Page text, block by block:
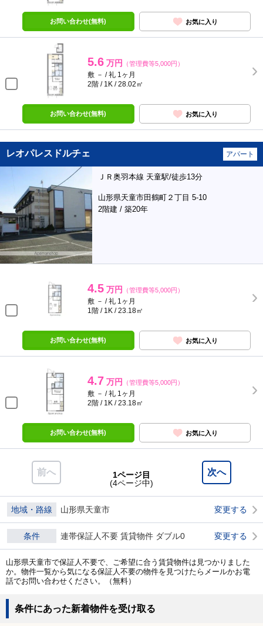
お問い合わせ(無料) お気に入り
5.6 万円 （管理費等5,000円）
敷 － / 礼 1ヶ月
2階 / 1K / 28.02㎡
お問い合わせ(無料) お気に入り
レオパレスドルチェ アパート
ＪＲ奥羽本線 天童駅/徒歩13分
山形県天童市田鶴町２丁目 5-10
2階建 / 築20年
4.5 万円 （管理費等5,000円）
敷 － / 礼 1ヶ月
1階 / 1K / 23.18㎡
お問い合わせ(無料) お気に入り
4.7 万円 （管理費等5,000円）
敷 － / 礼 1ヶ月
2階 / 1K / 23.18㎡
お問い合わせ(無料) お気に入り
前へ 次へ
1ページ目
(4ページ中)
地域・路線 山形県天童市 変更する
条件 連帯保証人不要 賃貸物件 ダブル0 変更する
山形県天童市で保証人不要で、ご希望に合う賃貸物件は見つかりました
か。物件一覧から気になる保証人不要の物件を見つけたらメールかお電
話でお問い合わせください。（無料）
条件にあった新着物件を受け取る